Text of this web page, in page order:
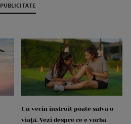
PUBLICITATE
Un vecin instruit poate salva o
viață. Vezi despre ce e vorba